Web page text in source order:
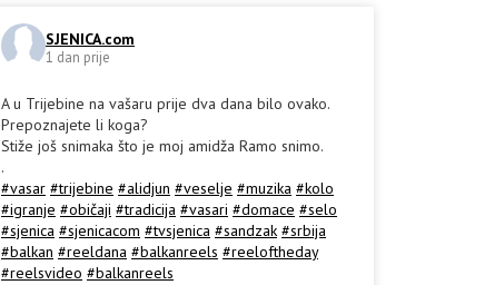
SJENICA.com
1 dan prije
A u Trijebine na vašaru prije dva dana bilo ovako.
Prepoznajete li koga?
Stiže još snimaka što je moj amidža Ramo snimo.
.
#vasar #trijebine #alidjun #veselje #muzika #kolo
#igranje #običaji #tradicija #vasari #domace #selo
#sjenica #sjenicacom #tvsjenica #sandzak #srbija
#balkan #reeldana #balkanreels #reeloftheday
#reelsvideo #balkanreels